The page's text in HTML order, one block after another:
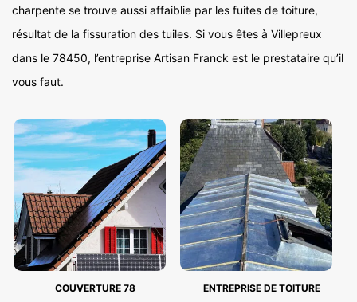
charpente se trouve aussi affaiblie par les fuites de toiture,
résultat de la fissuration des tuiles. Si vous êtes à Villepreux
dans le 78450, l’entreprise Artisan Franck est le prestataire qu’il
vous faut.
COUVERTURE 78 ENTREPRISE DE TOITURE